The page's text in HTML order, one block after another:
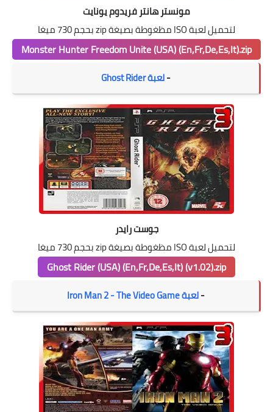
مونستر هانتر فريدوم يونايت
لتحميل لعبة ISO مظغوطة بصيغة zip بحجم 730 ميغا
Monster Hunter Freedom Unite (USA) (En,Fr,De,Es,It).zip
-لعبة Ghost Rider
جوست رايدر
لتحميل لعبة ISO مظغوطة بصيغة zip بحجم 730 ميغا
Ghost Rider (USA) (En,Fr,De,Es,It) (v1.02).zip
-لعبة Iron Man 2 - The Video Game